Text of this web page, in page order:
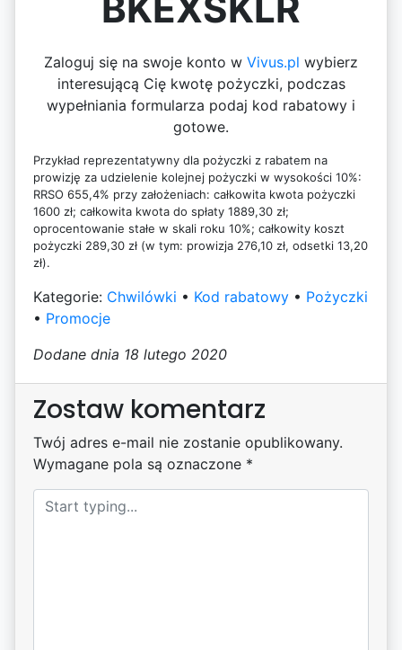
Zaloguj się na swoje konto w Vivus.pl wybierz
interesującą Cię kwotę pożyczki, podczas
wypełniania formularza podaj kod rabatowy i
gotowe.
Przykład reprezentatywny dla pożyczki z rabatem na
prowizję za udzielenie kolejnej pożyczki w wysokości 10%:
RRSO 655,4% przy założeniach: całkowita kwota pożyczki
1600 zł; całkowita kwota do spłaty 1889,30 zł;
oprocentowanie stałe w skali roku 10%; całkowity koszt
pożyczki 289,30 zł (w tym: prowizja 276,10 zł, odsetki 13,20
zł).
Kategorie: Chwilówki • Kod rabatowy • Pożyczki
• Promocje
Dodane dnia 18 lutego 2020
Zostaw komentarz
Twój adres e-mail nie zostanie opublikowany.
Wymagane pola są oznaczone *